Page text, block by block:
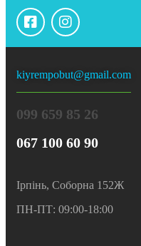
kiyrempobut@gmail.com
099 659 85 26
067 100 60 90
Ірпінь, Соборна 152Ж
ПН-ПТ: 09:00-18:00